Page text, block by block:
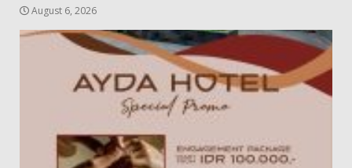
August 6, 2026